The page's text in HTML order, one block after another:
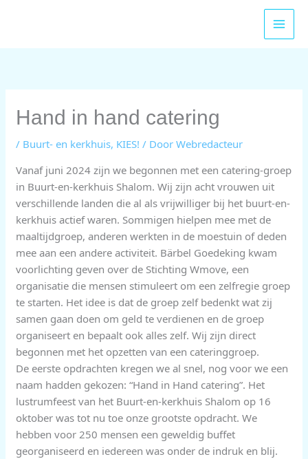
Hand in hand catering
/ Buurt- en kerkhuis, KIES! / DoorWebredacteur
Vanaf juni 2024 zijn we begonnen met een catering-groep
in Buurt-en-kerkhuis Shalom. Wij zijn acht vrouwen uit
verschillende landen die al als vrijwilliger bij het buurt-en-
kerkhuis actief waren. Sommigen hielpen mee met de
maaltijdgroep, anderen werkten in de moestuin of deden
mee aan een andere activiteit. Bärbel Goedeking kwam
voorlichting geven over de Stichting Wmove, een
organisatie die mensen stimuleert om een zelfregie groep
te starten. Het idee is dat de groep zelf bedenkt wat zij
samen gaan doen om geld te verdienen en de groep
organiseert en bepaalt ook alles zelf. Wij zijn direct
begonnen met het opzetten van een cateringgroep.
De eerste opdrachten kregen we al snel, nog voor we een
naam hadden gekozen: “Hand in Hand catering”. Het
lustrumfeest van het Buurt-en-kerkhuis Shalom op 16
oktober was tot nu toe onze grootste opdracht. We
hebben voor 250 mensen een geweldig buffet
georganiseerd en iedereen was onder de indruk en blij.